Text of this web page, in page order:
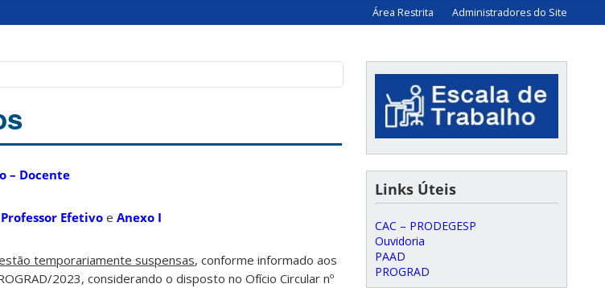
Área Restrita Administradores do Site
– Docente
Efetivo e Anexo I
temporariamente suspensas, conforme informado aos
2023, considerando o disposto no Ofício Circular nº
Links Úteis
CAC – PRODEGESP
Ouvidoria
PAAD
PROGRAD